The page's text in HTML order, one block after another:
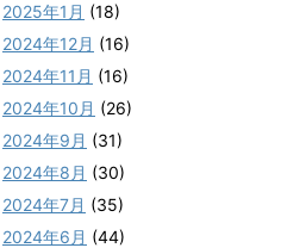
2025年1月 (18)
2024年12月 (16)
2024年11月 (16)
2024年10月 (26)
2024年9月 (31)
2024年8月 (30)
2024年7月 (35)
2024年6月 (44)